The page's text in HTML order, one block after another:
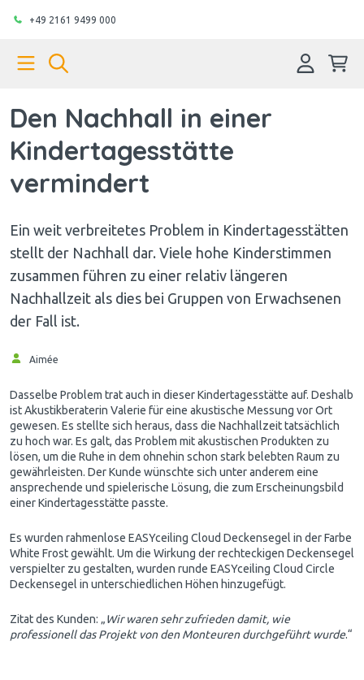
+49 2161 9499 000
Den Nachhall in einer
Kindertagesstätte
vermindert
Ein weit verbreitetes Problem in Kindertagesstätten
stellt der Nachhall dar. Viele hohe Kinderstimmen
zusammen führen zu einer relativ längeren
Nachhallzeit als dies bei Gruppen von Erwachsenen
der Fall ist.
Aimée
Dasselbe Problem trat auch in dieser Kindertagesstätte auf. Deshalb
ist Akustikberaterin Valerie für eine akustische Messung vor Ort
gewesen. Es stellte sich heraus, dass die Nachhallzeit tatsächlich
zu hoch war. Es galt, das Problem mit akustischen Produkten zu
lösen, um die Ruhe in dem ohnehin schon stark belebten Raum zu
gewährleisten. Der Kunde wünschte sich unter anderem eine
ansprechende und spielerische Lösung, die zum Erscheinungsbild
einer Kindertagesstätte passte.
Es wurden rahmenlose EASYceiling Cloud Deckensegel in der Farbe
White Frost gewählt. Um die Wirkung der rechteckigen Deckensegel
verspielter zu gestalten, wurden runde EASYceiling Cloud Circle
Deckensegel in unterschiedlichen Höhen hinzugefügt.
Zitat des Kunden: „Wir waren sehr zufrieden damit, wie
professionell das Projekt von den Monteuren durchgeführt wurde.“